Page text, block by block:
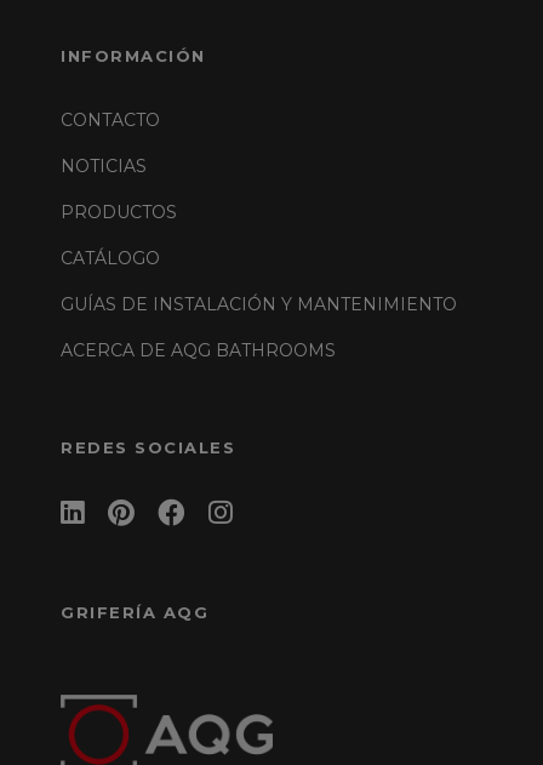
INFORMACIÓN
CONTACTO
NOTICIAS
PRODUCTOS
CATÁLOGO
GUÍAS DE INSTALACIÓN Y MANTENIMIENTO
ACERCA DE AQG BATHROOMS
REDES SOCIALES
GRIFERÍA AQG